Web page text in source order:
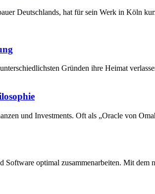
Deutschlands, hat für sein Werk in Köln
Gründen ihre Heimat
und Investments. Oft als „Oracle von
optimal zusammenarbeiten. Mit